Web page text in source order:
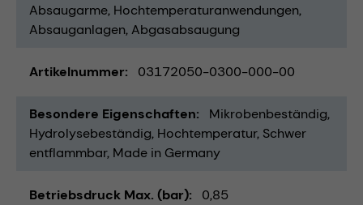
Absaugarme Hochtemperaturanwendungen
Absauganlagen Abgasabsaugung
Artikelnummer 03172050-0300-000-00
Besondere Eigenschaften
Mikrobenbeständig
Hydrolysebeständig Hochtemperatur Schwer
entflammbar Made in Germany
Betriebsdruck Max. (bar) 0,85